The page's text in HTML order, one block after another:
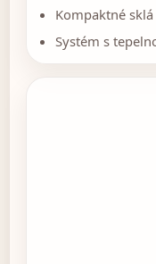
Kompaktné
Systém s